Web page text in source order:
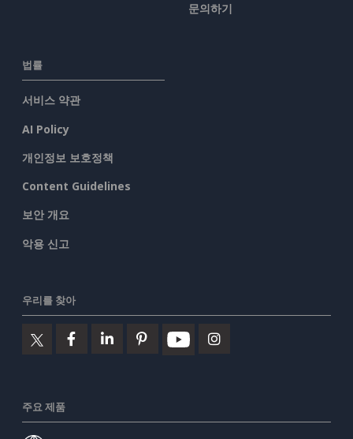
문의하기
법률
서비스 약관
AI Policy
개인정보 보호정책
Content Guidelines
보안 개요
악용 신고
우리를 찾아
주요 제품